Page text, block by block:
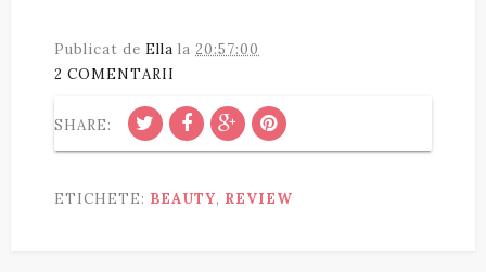
Publicat de Ella la 20:57:00
2 COMENTARII
SHARE:
ETICHETE: BEAUTY, REVIEW